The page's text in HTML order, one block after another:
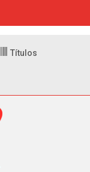
Títulos